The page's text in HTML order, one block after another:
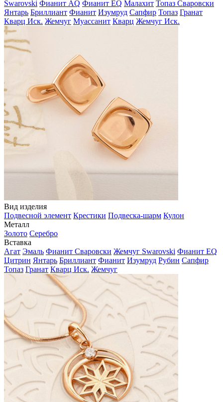
Swarovski Фианит AQ Фианит EQ Малахит Топаз Сваровски
Янтарь Бриллиант Фианит Изумруд Сапфир Топаз Гранат
Кварц Иск. Жемчуг Муассанит Кварц Жемчуг Иск.
Вид изделия
Подвесной элемент Крестики Подвеска-шарм Кулон
Металл
Золото Серебро
Вставка
Агат Эмаль Фианит Сваровски Жемчуг Swarovski Фианит EQ
Цитрин Янтарь Бриллиант Фианит Изумруд Рубин Сапфир
Топаз Гранат Кварц Иск. Жемчуг